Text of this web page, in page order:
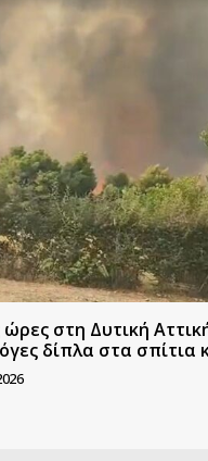
στη Δυτική
δίπλα στα σπίτια